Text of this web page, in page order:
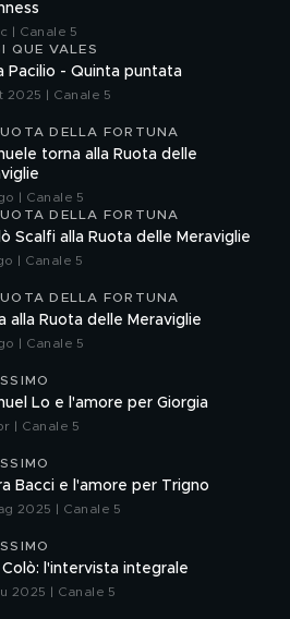
| Canale 5
QUE VALES
Pacilio - Quinta puntata
2025 | Canale 5
DELLA FORTUNA
torna alla Ruota delle
| Canale 5
DELLA FORTUNA
Scalfi alla Ruota delle Meraviglie
| Canale 5
DELLA FORTUNA
alla Ruota delle Meraviglie
| Canale 5
Lo e l'amore per Giorgia
| Canale 5
Bacci e l'amore per Trigno
2025 | Canale 5
Colò: l'intervista integrale
2025 | Canale 5